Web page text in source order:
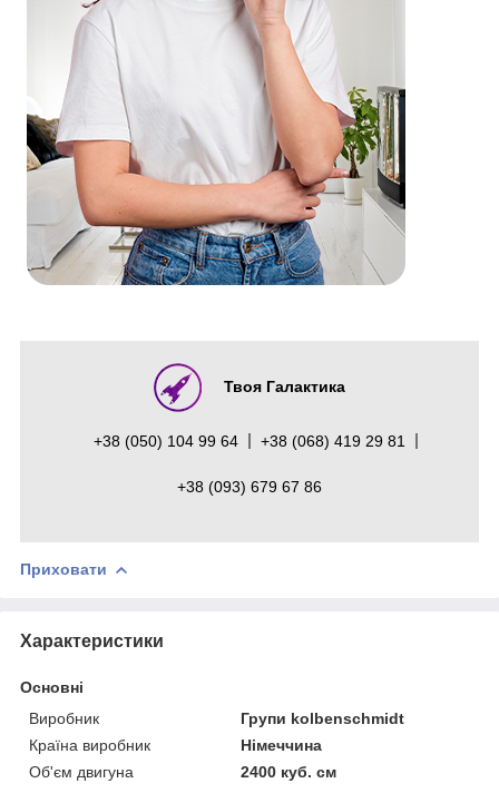
Твоя Галактика
+38 (050) 104 99 64 +38 (068) 419 29 81
+38 (093) 679 67 86
Приховати
Характеристики
Основні
Виробник
Групи kolbenschmidt
Країна виробник
Німеччина
Об'єм двигуна
2400 куб. см